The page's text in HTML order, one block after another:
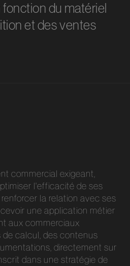
du matériel
et des ventes
commercial exigeant,
l'efficacité de ses
la relation avec ses
une application métier
aux commerciaux
calcul, des contenus
directement sur
dans une stratégie de